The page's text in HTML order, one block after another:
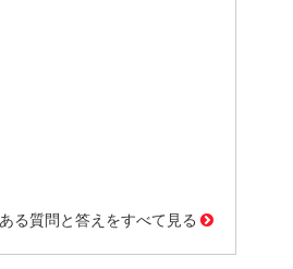
る質問と答えをすべて見る